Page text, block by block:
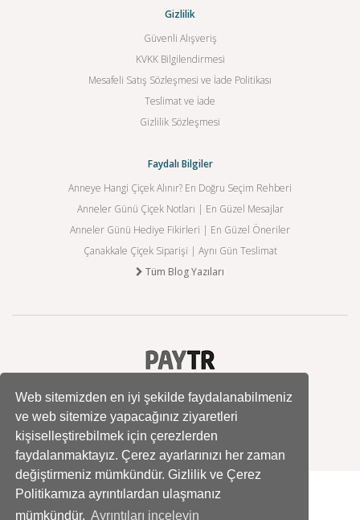
Web sitemizden en iyi şekilde faydalanabilmeniz
ve web sitemize yapacağınız ziyaretleri
kişiselleştirebilmek için çerezlerden
faydalanmaktayız. Çerez ayarlarınızı her zaman
değiştirmeniz mümkündür. Gizlilik ve Çerez
Politikamıza ayrıntılardan ulaşmanız
mümkündür. Ayrıntıları inceleyin
Gizlilik
Güvenli Alışveriş
KVKK Bilgilendirmesi
Mesafeli Satış Sözleşmesi ve İade Politikası
Teslimat ve İade
Gizlilik Sözleşmesi
Faydalı Bilgiler
Anneye Hangi Çiçek Alınır? En Doğru Seçim Rehberi
Anneler Günü Çiçek Notları | En Güzel Mesajlar
Anneler Günü Hediye Fikirleri | En Güzel Öneriler
Çanakkale Çiçek Siparişi | Aynı Gün Teslimat
Tüm Blog Yazıları